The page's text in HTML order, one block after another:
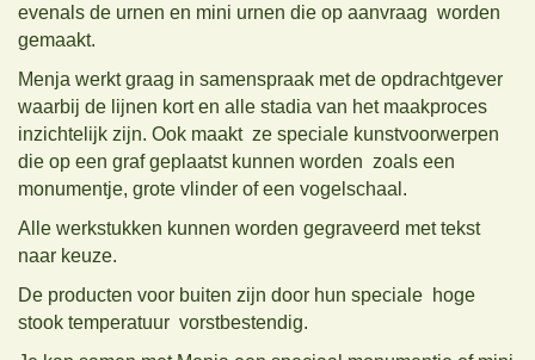
evenals de urnen en mini urnen die op aanvraag worden
gemaakt.
Menja werkt graag in samenspraak met de opdrachtgever
waarbij de lijnen kort en alle stadia van het maakproces
inzichtelijk zijn. Ook maakt ze speciale kunstvoorwerpen
die op een graf geplaatst kunnen worden zoals een
monumentje, grote vlinder of een vogelschaal.
Alle werkstukken kunnen worden gegraveerd met tekst
naar keuze.
De producten voor buiten zijn door hun speciale hoge
stook temperatuur vorstbestendig.